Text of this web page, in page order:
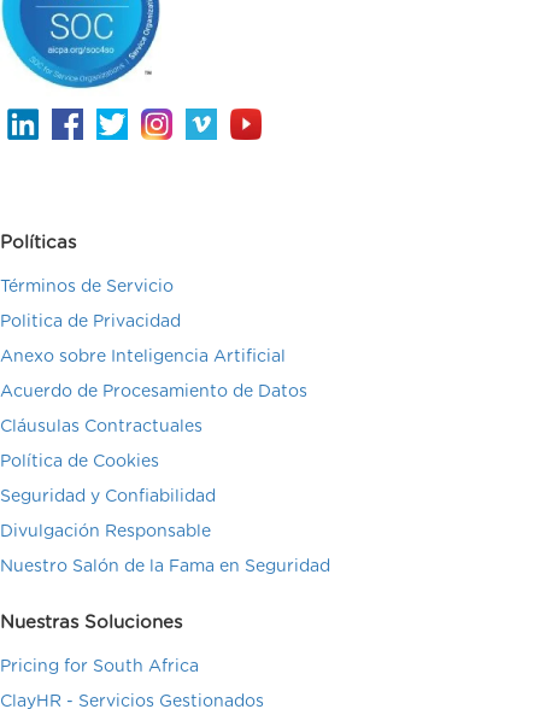
Políticas
Términos de Servicio
Politica de Privacidad
Anexo sobre Inteligencia Artificial
Acuerdo de Procesamiento de Datos
Cláusulas Contractuales
Política de Cookies
Seguridad y Confiabilidad
Divulgación Responsable
Nuestro Salón de la Fama en Seguridad
Nuestras Soluciones
Pricing for South Africa
ClayHR - Servicios Gestionados